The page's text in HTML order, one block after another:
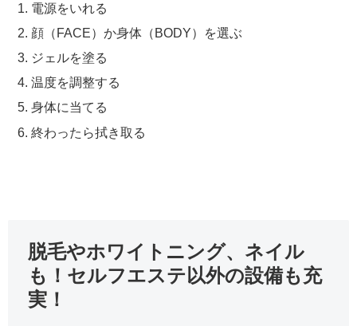
電源をいれる
顔（FACE）か身体（BODY）を選ぶ
ジェルを塗る
温度を調整する
身体に当てる
終わったら拭き取る
脱毛やホワイトニング、ネイル
も！セルフエステ以外の設備も充
実！